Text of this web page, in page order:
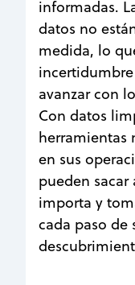
informadas.
datos no
medida, lo
avanzar con
Con datos
herramientas
en sus
pueden
importa y
cada paso